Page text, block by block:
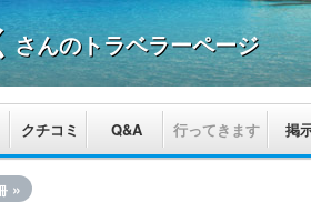
さんのトラベラーページ
クチコミ Q&A 行ってきます 掲
»